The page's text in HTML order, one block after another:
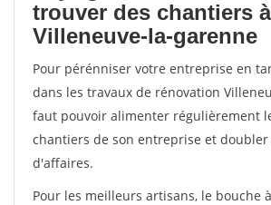
trouver des chantiers à
Villeneuve-la-garenne
Pour pérénniser votre entreprise en
dans les travaux de rénovation
faut pouvoir alimenter régulièrement
chantiers de son entreprise et
d'affaires.
Pour les meilleurs artisans, le bouche